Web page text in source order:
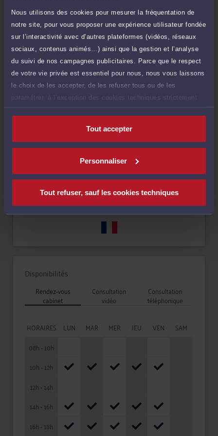
Nous utilisons des cookies pour mesurer la fréquentation de
notre site, pour vous proposer une expérience utilisateur fondée
sur l’interactivité avec d’autres plateformes (vidéos, réseaux
sociaux, contenus animés…) ainsi que la gestion et l’analyse
du suivi de nos campagnes publicitaires. Parce que le respect
de votre vie privée est essentiel pour nous, nous vous laissons
le choix de les accepter, de les refuser tous ou de les
paramétrer, à l’exception des cookies techniques strictement
nécessaires au fonctionnement du site.
Tout accepter
Personnaliser
Tout refuser, sauf les cookies techniques
Demander un rappel
Question simple
Réponse concise à votre question (moins
de 1.000 caractères)
40 €
TTC
Poser une question
Consultation écrite
d'ajout d'une pièce jointe
150 €
Consulter par écrit
Langues
Disponibilités
Rendez-vous
cabinet
Consultation
vidéo
Consultation
téléphonique
HORAIRES LUN MAR MER JEU VEN
SAM
08h - 10h
10h - 12h
12h - 14h
14h - 16h
16h - 18h